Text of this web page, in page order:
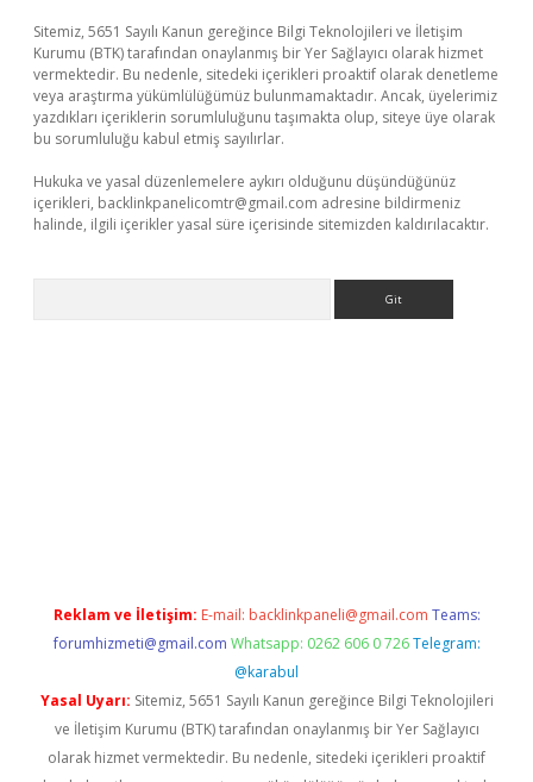
Sitemiz, 5651 Sayılı Kanun gereğince Bilgi Teknolojileri ve İletişim
Kurumu (BTK) tarafından onaylanmış bir Yer Sağlayıcı olarak hizmet
vermektedir. Bu nedenle, sitedeki içerikleri proaktif olarak denetleme
veya araştırma yükümlülüğümüz bulunmamaktadır. Ancak, üyelerimiz
yazdıkları içeriklerin sorumluluğunu taşımakta olup, siteye üye olarak
bu sorumluluğu kabul etmiş sayılırlar.
Hukuka ve yasal düzenlemelere aykırı olduğunu düşündüğünüz
içerikleri, backlinkpanelicomtr@gmail.com adresine bildirmeniz
halinde, ilgili içerikler yasal süre içerisinde sitemizden kaldırılacaktır.
Reklam ve İletişim: E-mail: backlinkpaneli@gmail.com Teams:
forumhizmeti@gmail.com Whatsapp: 0262 606 0 726 Telegram:
@karabul
Yasal Uyarı: Sitemiz, 5651 Sayılı Kanun gereğince Bilgi Teknolojileri
ve İletişim Kurumu (BTK) tarafından onaylanmış bir Yer Sağlayıcı
olarak hizmet vermektedir. Bu nedenle, sitedeki içerikleri proaktif